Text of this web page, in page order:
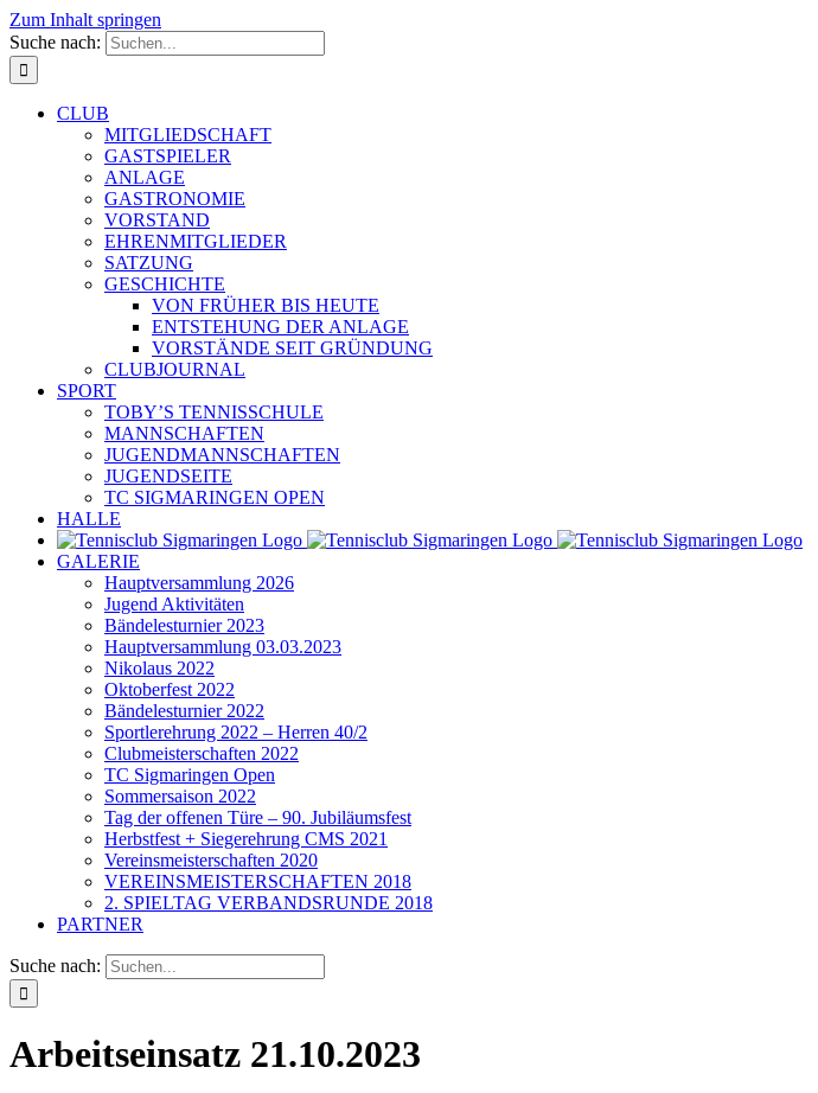
Zum Inhalt springen
Suche nach:
CLUB
MITGLIEDSCHAFT
GASTSPIELER
ANLAGE
GASTRONOMIE
VORSTAND
EHRENMITGLIEDER
SATZUNG
GESCHICHTE
VON FRÜHER BIS HEUTE
ENTSTEHUNG DER ANLAGE
VORSTÄNDE SEIT GRÜNDUNG
CLUBJOURNAL
SPORT
TOBY’S TENNISSCHULE
MANNSCHAFTEN
JUGENDMANNSCHAFTEN
JUGENDSEITE
TC SIGMARINGEN OPEN
HALLE
GALERIE
Hauptversammlung 2026
Jugend Aktivitäten
Bändelesturnier 2023
Hauptversammlung 03.03.2023
Nikolaus 2022
Oktoberfest 2022
Bändelesturnier 2022
Sportlerehrung 2022 – Herren 40/2
Clubmeisterschaften 2022
TC Sigmaringen Open
Sommersaison 2022
Tag der offenen Türe – 90. Jubiläumsfest
Herbstfest + Siegerehrung CMS 2021
Vereinsmeisterschaften 2020
VEREINSMEISTERSCHAFTEN 2018
2. SPIELTAG VERBANDSRUNDE 2018
PARTNER
Suche nach:
Arbeitseinsatz 21.10.2023